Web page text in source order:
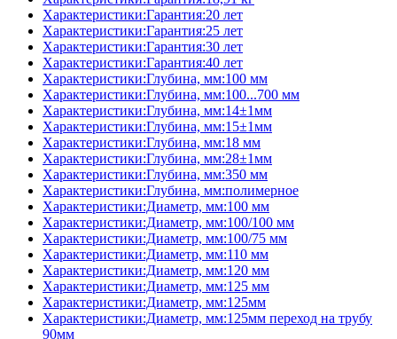
Характеристики:Гарантия:20 лет
Характеристики:Гарантия:25 лет
Характеристики:Гарантия:30 лет
Характеристики:Гарантия:40 лет
Характеристики:Глубина, мм:100 мм
Характеристики:Глубина, мм:100...700 мм
Характеристики:Глубина, мм:14±1мм
Характеристики:Глубина, мм:15±1мм
Характеристики:Глубина, мм:18 мм
Характеристики:Глубина, мм:28±1мм
Характеристики:Глубина, мм:350 мм
Характеристики:Глубина, мм:полимерное
Характеристики:Диаметр, мм:100 мм
Характеристики:Диаметр, мм:100/100 мм
Характеристики:Диаметр, мм:100/75 мм
Характеристики:Диаметр, мм:110 мм
Характеристики:Диаметр, мм:120 мм
Характеристики:Диаметр, мм:125 мм
Характеристики:Диаметр, мм:125мм
Характеристики:Диаметр, мм:125мм переход на трубу
90мм